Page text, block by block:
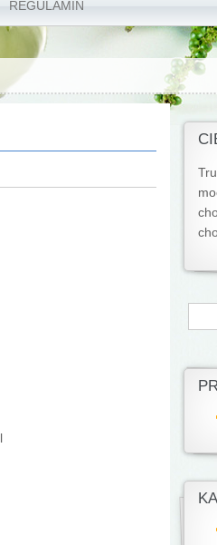
REGULAMIN